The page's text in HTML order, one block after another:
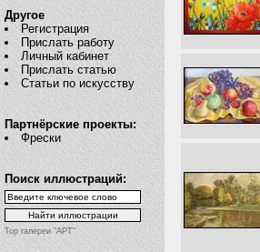
Другое
Регистрация
Прислать работу
Личный кабинет
Прислать статью
Статьи по искусству
Партнёрские проекты:
Фрески
Поиск иллюстраций:
Top галереи "АРТ"